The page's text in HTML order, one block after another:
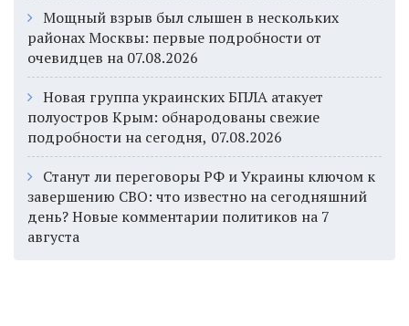
Мощный взрыв был слышен в нескольких
районах Москвы: первые подробности от
очевидцев на 07.08.2026
Новая группа украинских БПЛА атакует
полуостров Крым: обнародованы свежие
подробности на сегодня, 07.08.2026
Станут ли переговоры РФ и Украины ключом к
завершению СВО: что известно на сегодняшний
день? Новые комментарии политиков на 7
августа